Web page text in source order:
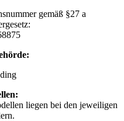
gemäß §27 a
liegen bei den jeweiligen